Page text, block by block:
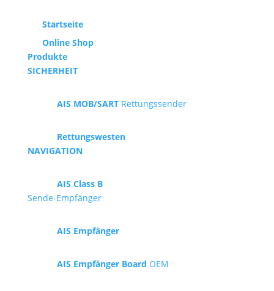
Startseite
Online Shop
Produkte
SICHERHEIT
AIS MOB/SARTRettungssender
Rettungswesten
NAVIGATION
AIS Class B
Sende-Empfänger
AIS Empfänger
AIS Empfänger Board OEM